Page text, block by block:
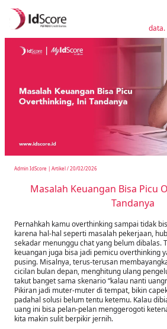
Admin IdScore | Artikel/20/02/2026
Masalah Keuangan Bisa Picu
Tandanya
Pernahkah kamu overthinking sampai tidak
karena hal-hal seperti masalah pekerjaan,
sekadar menunggu chat yang belum dibalas.
keuangan juga bisa jadi pemicu overthinking
pusing. Misalnya, terus-terusan
cicilan bulan depan, menghitung ulang
takut banget sama skenario “kalau nanti
Pikiran jadi muter-muter di tempat, bikin
padahal solusi belum tentu ketemu. Kalau
uang ini bisa pelan-pelan menggerogoti
kita makin sulit berpikir jernih.